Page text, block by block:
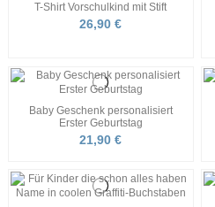
T-Shirt Vorschulkind mit Stift
26,90 €
Baby Geschenk personalisiert
Erster Geburtstag
21,90 €